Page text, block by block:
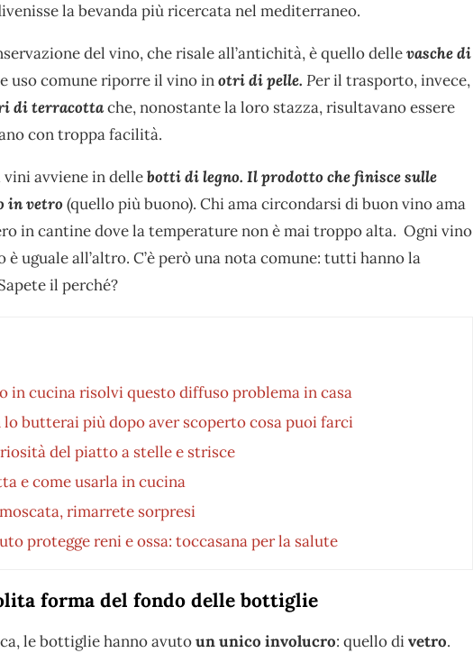
la bevanda più ricercata nel mediterraneo.
del vino, che risale all’antichità, è quello dellevasche di
uso comune riporre il vino inotri di pelle. Per il trasporto, invece,
di terracottache, nonostante la loro stazza, risultavano essere
con troppa facilità.
avviene in dellebotti di legno. Il prodotto che finisce sulle
in vetro(quello più buono). Chi ama circondarsi di buon vino ama
in cantine dove la temperature non è mai troppo alta. Ogni vino
uguale all’altro. C’è però una nota comune: tutti hanno la
il perché?
in cucina risolvi questo diffuso problema in casa
butterai più dopo aver scoperto cosa puoi farci
del piatto a stelle e strisce
e come usarla in cucina
rimarrete sorpresi
protegge reni e ossa: toccasana per la salute
forma del fondo delle bottiglie
le bottiglie hanno avutoun unico involucro: quello divetro.